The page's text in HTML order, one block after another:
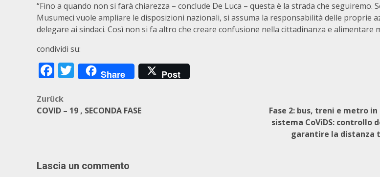
“Fino a quando non si farà chiarezza – conclude De Luca – questa è la strada che seguiremo.
Musumeci vuole ampliare le disposizioni nazionali, si assuma la responsabilità delle proprie
delegare ai sindaci. Così non si fa altro che creare confusione nella cittadinanza e alimentare
condividi su:
Facebook
Twitter
Share Post
Beitragsnavigation
Zurück
COVID – 19 , SECONDA FASE
Fase 2: bus, treni e metro
sistema CoViDS: controllo
garantire la distanza
Lascia un commento